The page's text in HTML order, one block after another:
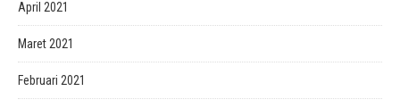
April 2021
Maret 2021
Februari 2021